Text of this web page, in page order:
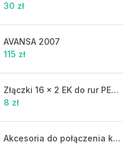
30 zł
AVANSA 2007
115 zł
Złączki 16 x 2 EK do rur PEX-AL-PEX
8 zł
Akcesoria do połączenia koncentrycznego PR43 - ATTACK